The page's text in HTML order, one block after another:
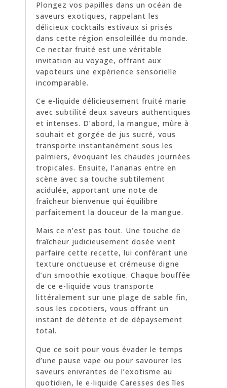
Plongez vos papilles dans un océan de
saveurs exotiques, rappelant les
délicieux cocktails estivaux si prisés
dans cette région ensoleillée du monde.
Ce nectar fruité est une véritable
invitation au voyage, offrant aux
vapoteurs une expérience sensorielle
incomparable.
Ce e-liquide délicieusement fruité marie
avec subtilité deux saveurs authentiques
et intenses. D’abord, la mangue, mûre à
souhait et gorgée de jus sucré, vous
transporte instantanément sous les
palmiers, évoquant les chaudes journées
tropicales. Ensuite, l’ananas entre en
scène avec sa touche subtilement
acidulée, apportant une note de
fraîcheur bienvenue qui équilibre
parfaitement la douceur de la mangue.
Mais ce n’est pas tout. Une touche de
fraîcheur judicieusement dosée vient
parfaire cette recette, lui conférant une
texture onctueuse et crémeuse digne
d’un smoothie exotique. Chaque bouffée
de ce e-liquide vous transporte
littéralement sur une plage de sable fin,
sous les cocotiers, vous offrant un
instant de détente et de dépaysement
total.
Que ce soit pour vous évader le temps
d’une pause vape ou pour savourer les
saveurs enivrantes de l’exotisme au
quotidien, le e-liquide Caresses des îles